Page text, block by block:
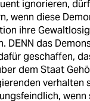
ignorieren,
wenn diese
ihre
DENN das
geschaffen,
dem Staat
verhalten
wenn